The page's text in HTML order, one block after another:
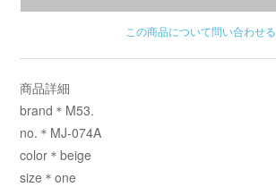
この商品について問い合わせる
商品詳細
brand＊M53.
no.＊MJ-074A
color＊beige
size＊one